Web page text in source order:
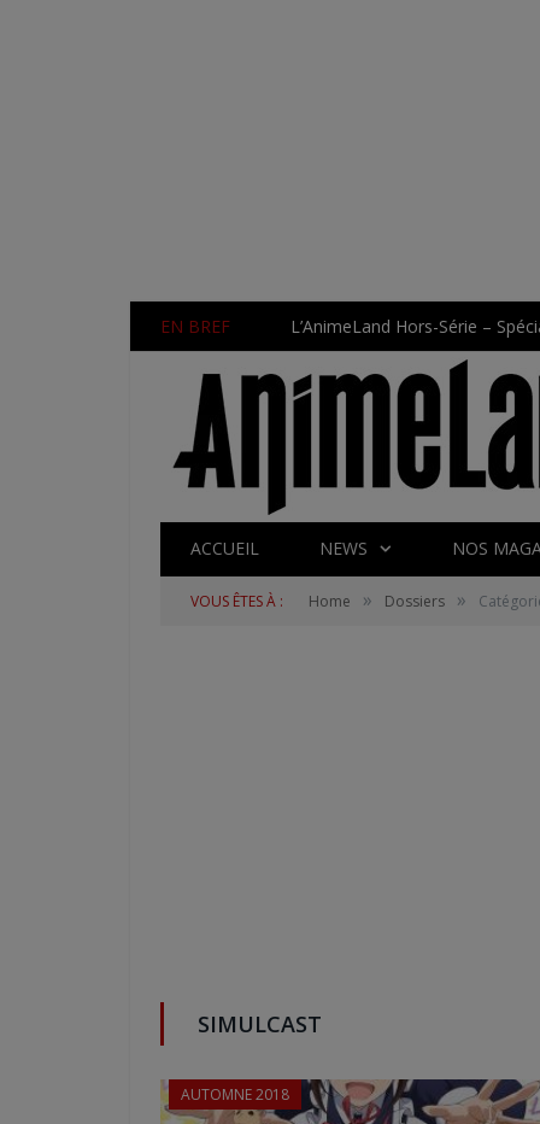
EN BREF L’AnimeLand Hors-Série –
ACCUEIL NEWS NOS
VOUS ÊTES À : Home » Dossiers »
SIMULCAST
AUTOMNE 2018